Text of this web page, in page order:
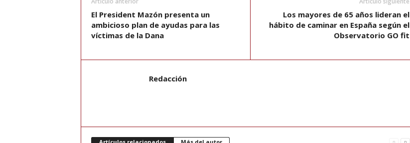
El President Mazón presenta un
ambicioso plan de ayudas para las
víctimas de la Dana
Los mayores de 65 años lideran el
hábito de caminar en España según el
Observatorio GO fit
Redacción